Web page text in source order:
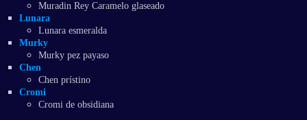
Muradin Rey Caramelo glaseado
Lunara
Lunara esmeralda
Murky
Murky pez payaso
Chen
Chen prístino
Cromi
Cromi de obsidiana